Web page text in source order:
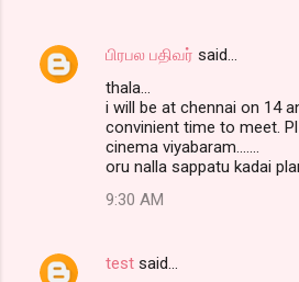
பிரபல பதிவர் said…
thala...
i will be at chennai on 14
convinient time to meet.
cinema viyabaram.......
oru nalla sappatu kadai
9:30 AM
test said…